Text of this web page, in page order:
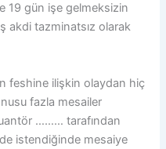
19 gün işe gelmeksizin
akdi tazminatsız olarak
feshine ilişkin olaydan hiç
fazla mesailer
……… tarafından
istendiğinde mesaiye